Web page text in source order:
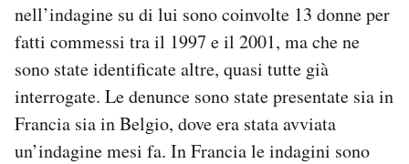
nell’indagine su di lui sono coinvolte 13 donne per
fatti commessi tra il 1997 e il 2001, ma che ne
sono state identificate altre, quasi tutte già
interrogate. Le denunce sono state presentate sia in
Francia sia in Belgio, dove era stata avviata
un’indagine mesi fa. In Francia le indagini sono